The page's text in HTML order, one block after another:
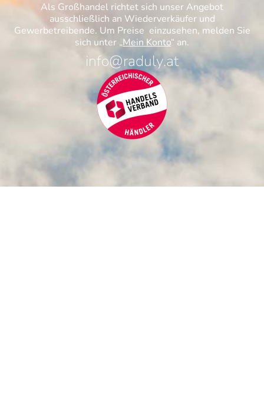
Als Großhandel richtet sich unser Angebot
ausschließlich an Wiederverkäufer und
Gewerbetreibende. Um Preise einzusehen, melden Sie
sich unter „Mein Konto“ an.
info@raduly.at